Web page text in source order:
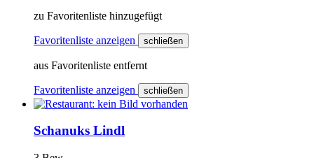
zu Favoritenliste hinzugefügt
Favoritenliste anzeigen schließen
aus Favoritenliste entfernt
Favoritenliste anzeigen schließen
Schanuks Lindl